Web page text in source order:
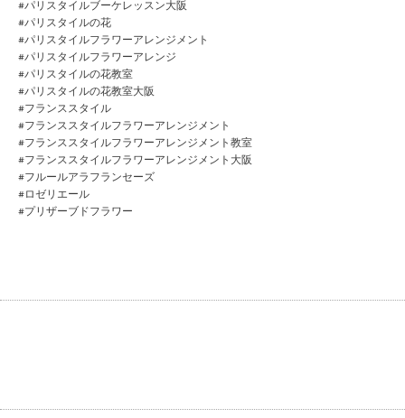
#パリスタイルブーケレッスン大阪
#パリスタイルの花
#パリスタイルフラワーアレンジメント
#パリスタイルフラワーアレンジ
#パリスタイルの花教室
#パリスタイルの花教室大阪
#フランススタイル
#フランススタイルフラワーアレンジメント
#フランススタイルフラワーアレンジメント教室
#フランススタイルフラワーアレンジメント大阪
#フルールアラフランセーズ
#ロゼリエール
#プリザーブドフラワー